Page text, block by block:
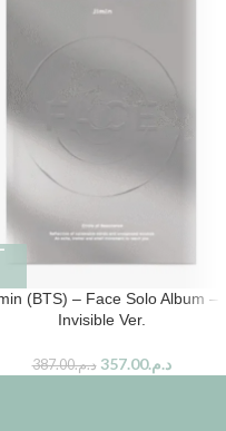
(BTS) – Face Solo Album –
Invisible Ver.
د.م.387.00 د.م.357.00